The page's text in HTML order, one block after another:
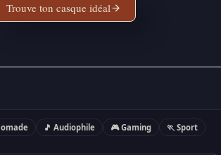
Trouve ton casque idéal
🎵 Audiophile 🎮 Gaming
🏃 Sport